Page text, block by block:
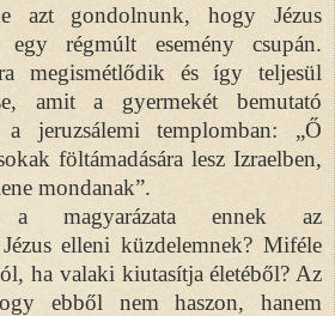
azt gondolnunk, hogy Jézus
egy régmúlt esemény csupán.
megismétlődik és így teljesül
amit a gyermekét bemutató
jeruzsálemi templomban: „Ő
föltámadására lesz Izraelben,
mondanak”.
magyarázata ennek az
elleni küzdelemnek? Miféle
ha valaki kiutasítja életéből? Az
ebből nem haszon, hanem